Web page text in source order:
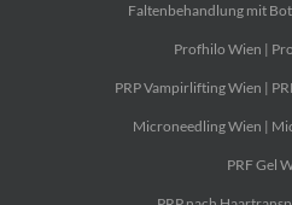
Faltenbehandlung mit
Profhilo Wien |
PRP Vampirlifting Wien |
Microneedling Wien |
PRF Gel